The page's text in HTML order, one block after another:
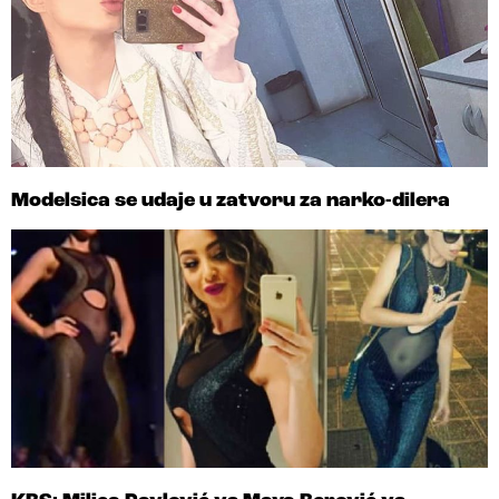
Modelsica se udaje u zatvoru za narko-dilera